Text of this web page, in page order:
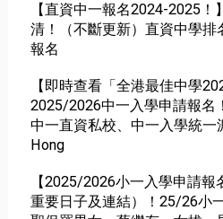
【直資中一報名2024-2025
清！（不斷更新）直資中學
報名
【即時查看「全港最佳中學
2025/2026中一入學申請報名
中一直資私校、中一入學統一
Hong
【2025/2026小一入學申請報
重要日子及連結）！25/26小